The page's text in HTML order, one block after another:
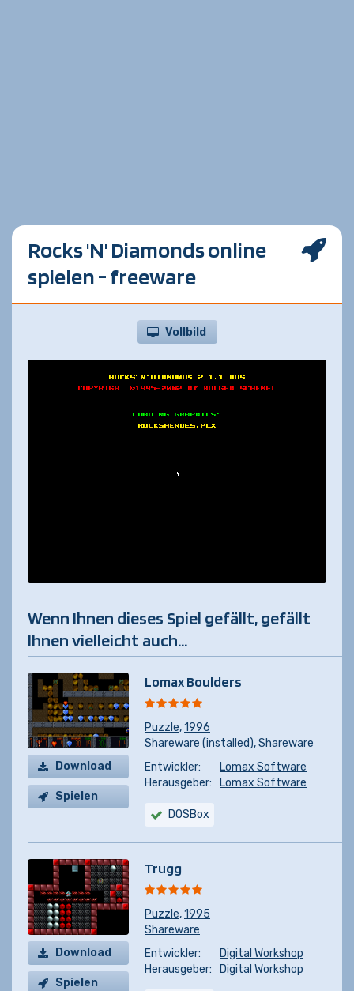
Rocks 'N' Diamonds online
spielen - freeware
Vollbild
Wenn Ihnen dieses Spiel gefällt, gefällt
Ihnen vielleicht auch...
Download
Spielen
Lomax Boulders
Puzzle,1996
Shareware (installed),Shareware
Entwickler:
Lomax Software
Herausgeber:
Lomax Software
DOSBox
Download
Spielen
Trugg
Puzzle,1995
Shareware
Entwickler:
Digital Workshop
Herausgeber:
Digital Workshop